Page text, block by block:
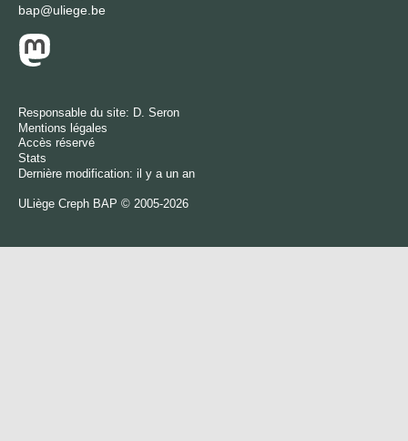
bap@uliege.be
Responsable du site: D. Seron
Mentions légales
Accès réservé
Stats
Dernière modification: il y a un an
ULiège Creph BAP © 2005-2026